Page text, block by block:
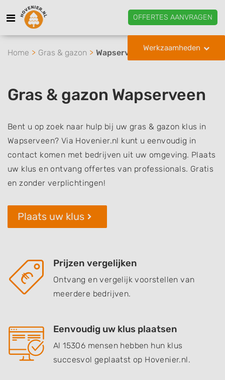
OFFERTES AANVRAGEN
Werkzaamheden
Home Gras & gazon Wapserveen
Gras & gazon Wapserveen
Bent u op zoek naar hulp bij uw gras & gazon klus in
Wapserveen? Via Hovenier.nl kunt u eenvoudig in
contact komen met bedrijven uit uw omgeving. Plaats
uw klus en ontvang offertes van professionals. Gratis
en zonder verplichtingen!
Plaats uw klus
Prijzen vergelijken
Ontvang en vergelijk voorstellen van
meerdere bedrijven.
Eenvoudig uw klus plaatsen
Al 15306 mensen hebben hun klus
succesvol geplaatst op Hovenier.nl.